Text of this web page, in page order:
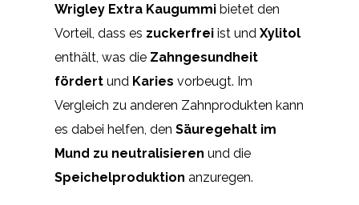
Wrigley Extra Kaugummi bietet den
Vorteil, dass es zuckerfrei ist und Xylitol
enthält, was die Zahngesundheit
fördert und Karies vorbeugt. Im
Vergleich zu anderen Zahnprodukten kann
es dabei helfen, den Säuregehalt im
Mund zu neutralisieren und die
Speichelproduktion anzuregen.